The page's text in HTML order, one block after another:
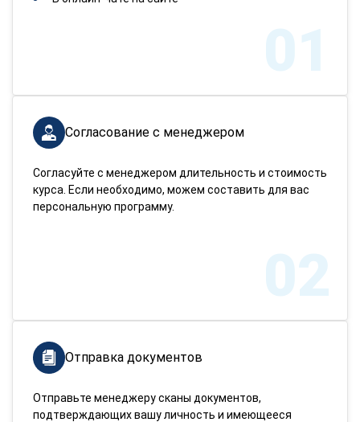
01
Согласование с менеджером
Согласуйте с менеджером длительность и стоимость
курса. Если необходимо, можем составить для вас
персональную программу.
02
Отправка документов
Отправьте менеджеру сканы документов,
подтверждающих вашу личность и имеющееся